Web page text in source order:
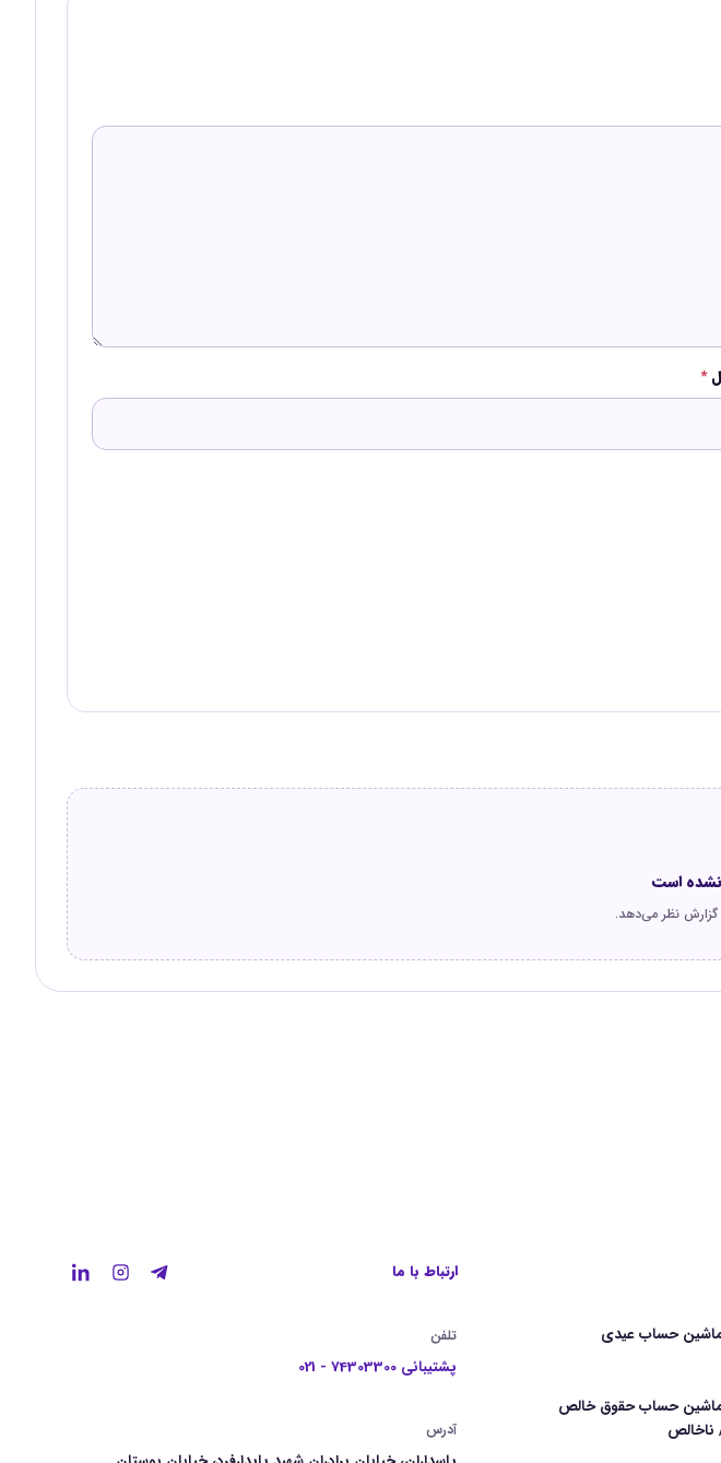
*
است
گزارش نظر می‌دهد.
حساب عیدی
حساب حقوق خالص
ناخالص
ارتباط با ما
تلفن
پشتیبانی 74303300 - 021
آدرس